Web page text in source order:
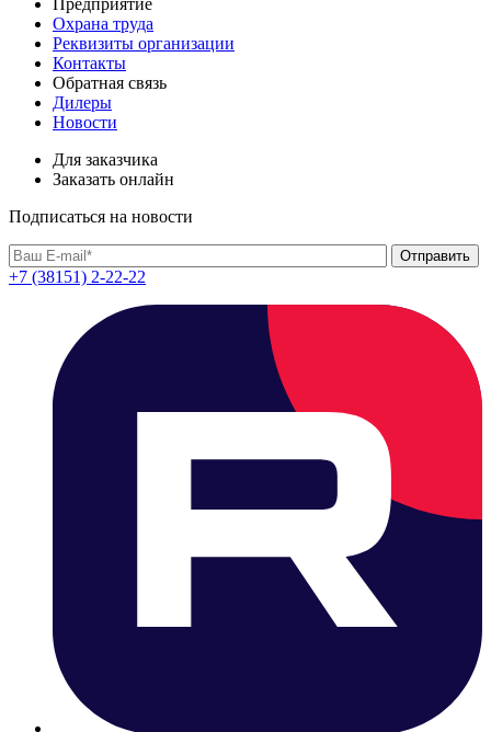
Охрана труда
Реквизиты организации
Контакты
Обратная связь
Дилеры
Новости
Для заказчика
Заказать онлайн
Подписаться на новости
+7 (38151) 2-22-22